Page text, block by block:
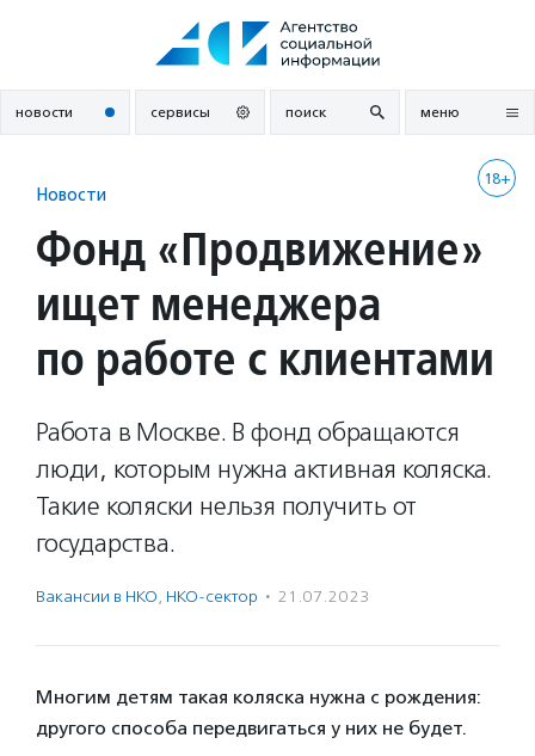
новости сервисы поиск меню
18+
Новости
Фонд «Продвижение»
ищет менеджера
по работе с клиентами
Работа в Москве. В фонд обращаются
люди, которым нужна активная коляска.
Такие коляски нельзя получить от
государства.
Вакансии в НКО, НКО-сектор · 21.07.2023
Многим детям такая коляска нужна с рождения:
другого способа передвигаться у них не будет.